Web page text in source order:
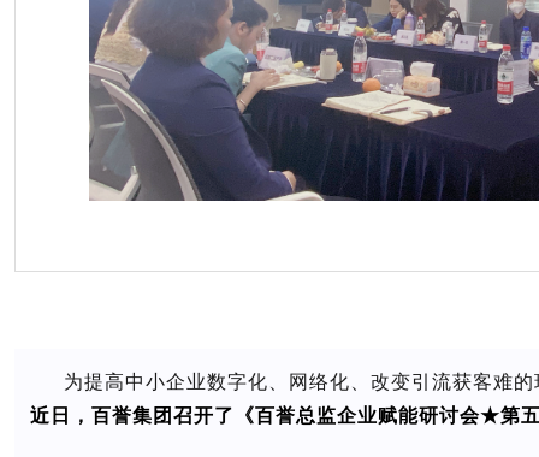
为提高中小企业数字化、网络化、改变引流获客难
近日，百誉集团召开了《百誉总监企业赋能研讨会★第